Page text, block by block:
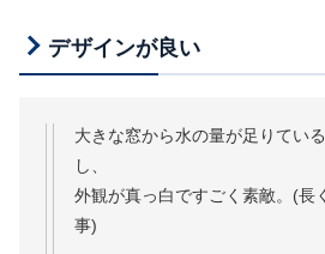
デザインが良い
大きな窓から水の量が足りてい
し、
外観が真っ白ですごく素敵。(長
事)